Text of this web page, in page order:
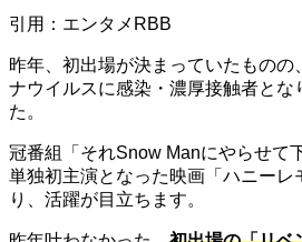
引用：エンタメRBB
昨年、初出場が決まっていたものの
ナウイルスに感染・濃厚接触者とな
た。
冠番組「それSnow Manにやらせて
単独初主演となった映画「ハニーレ
り、活躍が目立ちます。